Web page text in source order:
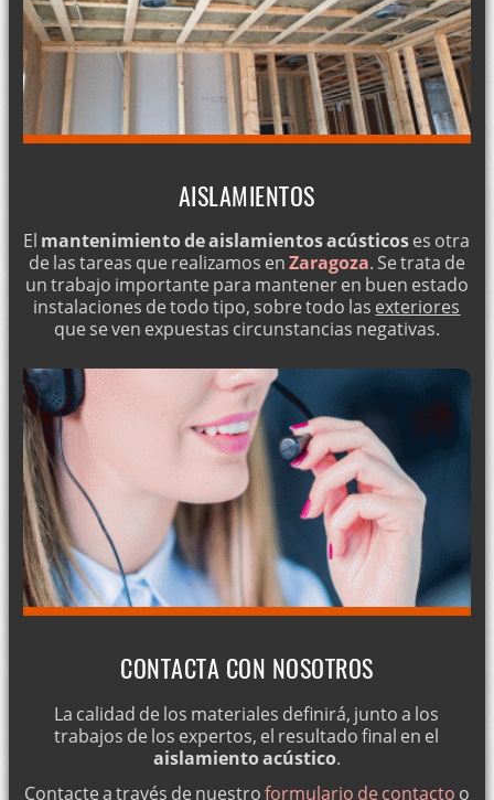
AISLAMIENTOS
El mantenimiento de aislamientos acústicoses otra
de las tareas que realizamos enZaragoza. Se trata de
un trabajo importante para mantener en buen estado
instalaciones de todo tipo, sobre todo las exteriores
que se ven expuestas circunstancias negativas.
CONTACTA CON NOSOTROS
La calidad de los materiales definirá, junto a los
trabajos de los expertos, el resultado final en el
aislamiento acústico.
Contacte a través de nuestroformulario de contacto o